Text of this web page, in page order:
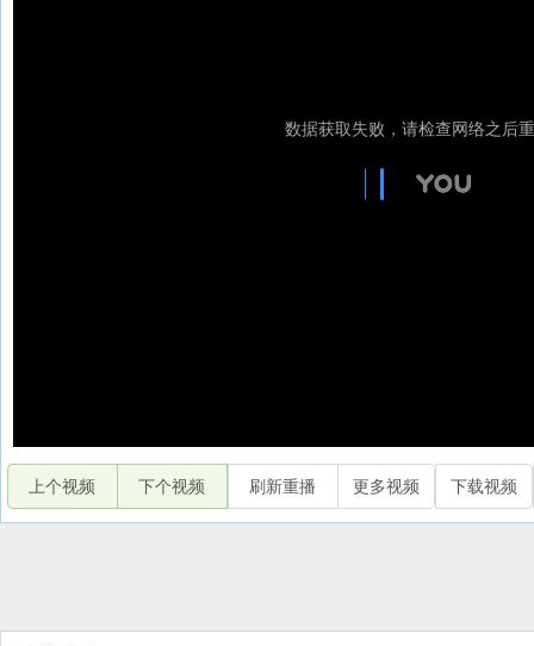
上个视频 下个视频 刷新重播 更多视频 下载视频